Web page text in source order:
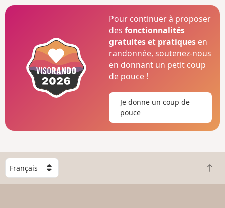
Pour continuer à proposer
desfonctionnalités
gratuites et pratiques en
randonnée, soutenez-nous
en donnant un petit coup
de pouce !
Je donne un coup de
pouce
C
h
o
R
e